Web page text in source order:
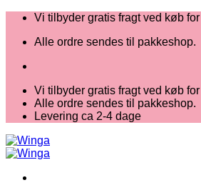
Fortsæt
indhold
Vi tilbyder gratis fragt ved køb
Alle ordre sendes til pakkeshop.
Vi tilbyder gratis fragt ved køb
Alle ordre sendes til pakkeshop.
Levering ca 2-4 dage